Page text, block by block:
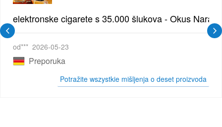
| Elegantna Voćna Kombinacija
elektronske cigarete s 35.000 šlukova - Okus
od*** 2026-05-23
Preporuka
Potražite wszystkie mišljenja o deset proizvoda